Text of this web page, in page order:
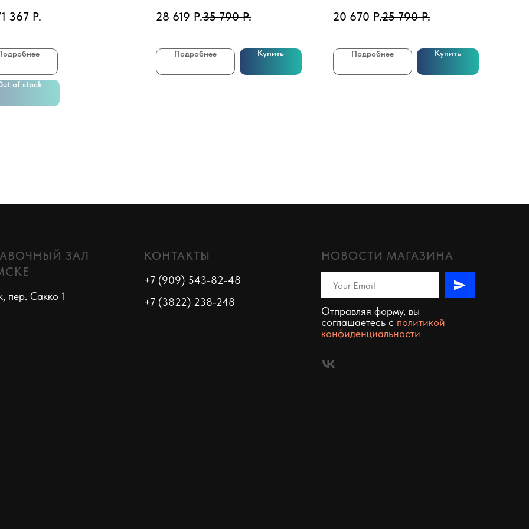
367 Р.
of stock
28 619 Р.35 790 Р.
Подробнее Купить
20 670 Р.25 790 Р.
Подробнее Купить
ЗАЛ
пер. Сакко 1
КОНТАКТЫ
+7 (909) 543-82-48
+7 (3822) 238-248
НОВОСТИ МАГАЗИНА
Отправляя форму, вы
соглашаетесь c политикой
конфиденциальности